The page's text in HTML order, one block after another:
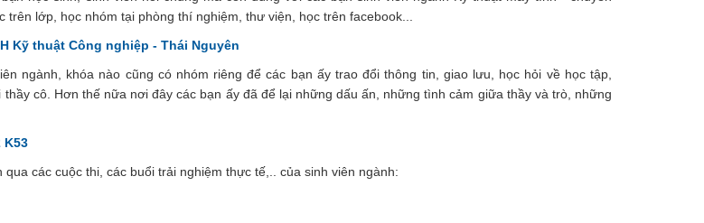
lớp, học nhóm tại phòng thí nghiệm, thư viện, học trên facebook...
Kỹ thuật Công nghiệp - Thái Nguyên
ngành, khóa nào cũng có nhóm riêng để các bạn ấy trao đổi thông tin, giao lưu, học hỏi về học tập,
cô. Hơn thế nữa nơi đây các bạn ấy đã để lại những dấu ấn, những tình cảm giữa thầy và trò, những
K53
các cuộc thi, các buổi trải nghiệm thực tế,.. của sinh viên ngành: